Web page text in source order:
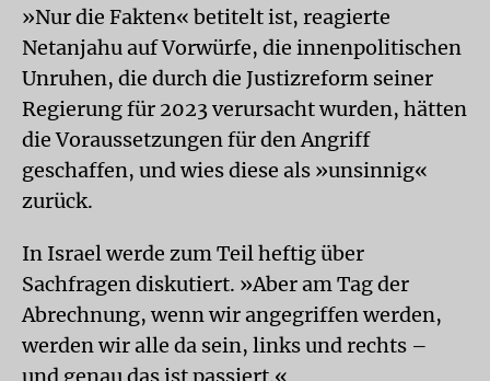
»Nur die Fakten« betitelt ist, reagierte
Netanjahu auf Vorwürfe, die innenpolitischen
Unruhen, die durch die Justizreform seiner
Regierung für 2023 verursacht wurden, hätten
die Voraussetzungen für den Angriff
geschaffen, und wies diese als »unsinnig«
zurück.
In Israel werde zum Teil heftig über
Sachfragen diskutiert. »Aber am Tag der
Abrechnung, wenn wir angegriffen werden,
werden wir alle da sein, links und rechts –